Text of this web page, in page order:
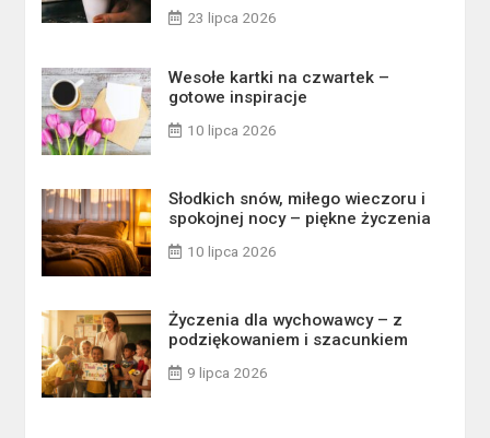
23 lipca 2026
Wesołe kartki na czwartek –
gotowe inspiracje
10 lipca 2026
Słodkich snów, miłego wieczoru i
spokojnej nocy – piękne życzenia
10 lipca 2026
Życzenia dla wychowawcy – z
podziękowaniem i szacunkiem
9 lipca 2026